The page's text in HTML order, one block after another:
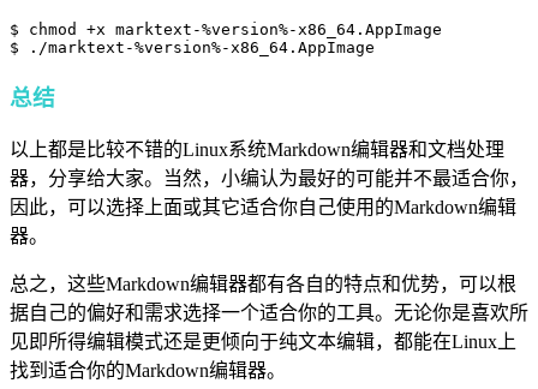
$ chmod +x marktext-%version%-x86_64.AppImage
$ ./marktext-%version%-x86_64.AppImage
总结
以上都是比较不错的Linux系统Markdown编辑器和文档处理
器，分享给大家。当然，小编认为最好的可能并不最适合你，
因此，可以选择上面或其它适合你自己使用的Markdown编辑
器。
总之，这些Markdown编辑器都有各自的特点和优势，可以根
据自己的偏好和需求选择一个适合你的工具。无论你是喜欢所
见即所得编辑模式还是更倾向于纯文本编辑，都能在Linux上
找到适合你的Markdown编辑器。